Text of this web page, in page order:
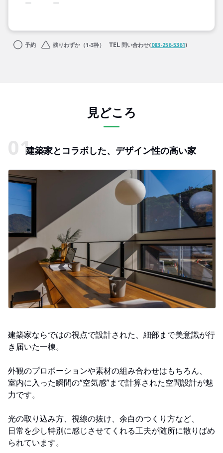
予約 残りわずか（1-3枠） 問い合わせ(083-256-5361)
見どころ
建築家とコラボした、デザイン性の高い家
建築家ならではの視点で設計された、細部まで美意識が行
き届いた一棟。
外観のプロポーションや素材の組み合わせはもちろん、
室内に入った瞬間の“空気感”まで計算された空間設計が魅
力です。
光の取り込み方、視線の抜け、余白のつくり方など、
日常を少し特別に感じさせてくれる工夫が随所に散りばめ
られています。